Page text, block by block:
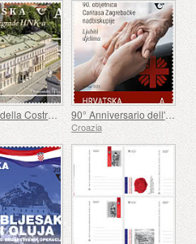
150 Anni della Costruzione del Teatro Nazionale Croato a Varazdin 90° Anniversario dell'istituzione della Caritas dell'Arcidiocesi di Zagabria (C)
Croazia